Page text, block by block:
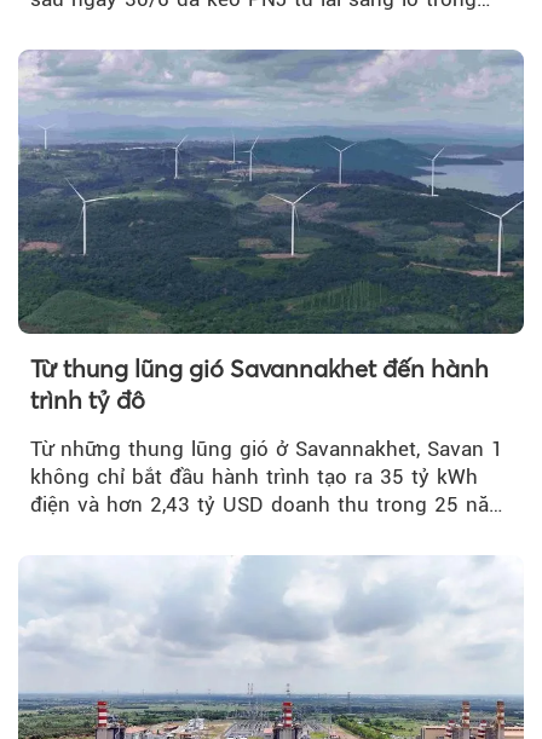
Từ thung lũng gió Savannakhet đến hành
trình tỷ đô
Từ những thung lũng gió ở Savannakhet, Savan 1
không chỉ bắt đầu hành trình tạo ra 35 tỷ kWh
điện và hơn 2,43 tỷ USD doanh thu trong 25 năm